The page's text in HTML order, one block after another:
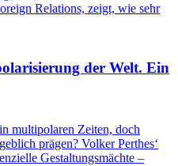
Relations, zeigt, wie sehr
der Welt. Ein
multipolaren Zeiten, doch
prägen? Volker Perthes‘
Gestaltungsmächte –